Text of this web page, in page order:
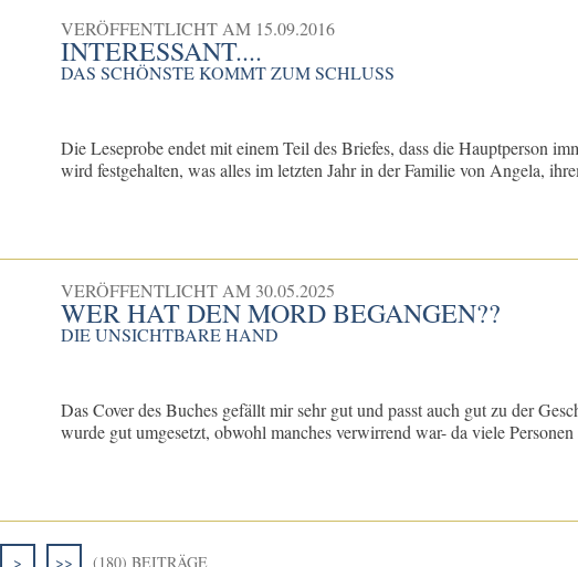
VERÖFFENTLICHT AM 15.09.2016
INTERESSANT....
DAS SCHÖNSTE KOMMT ZUM SCHLUSS
Die Leseprobe endet mit einem Teil des Briefes, dass die Hauptperson
wird festgehalten, was alles im letzten Jahr in der Familie von Angela,
VERÖFFENTLICHT AM 30.05.2025
WER HAT DEN MORD BEGANGEN??
DIE UNSICHTBARE HAND
Das Cover des Buches gefällt mir sehr gut und passt auch gut zu der
wurde gut umgesetzt, obwohl manches verwirrend war- da viele
> >> (180) BEITRÄGE